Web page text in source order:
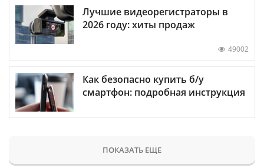
Лучшие видеорегистраторы в
2026 году: хиты продаж
49002
Как безопасно купить б/у
смартфон: подробная инструкция
ПОКАЗАТЬ ЕЩЕ